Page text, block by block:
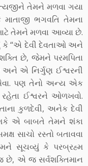
ત્યજીને તેમને મળવા ગયા
ભગવતિ તેમના
તેમને મળવા આવ્યા છે.
કે “એ દેવી દેવતાઓ અને
છે, જેમને પરમપિતા
અને એ નિર્ગુણ ઈશ્વરની
પણ તેનો અન્ય એક
ઈશ્વરને ઓળખવો.
કુળદેવી, અનેક દેવી
એ બાબતે તેમને શંકા
સાચો રસ્તો બતાવવા
તેમને સૂચવ્યું કે પરબ્રહ્મ
છે, એ જ સર્વશક્તિમાન